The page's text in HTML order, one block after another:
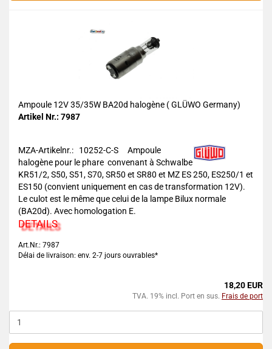
Ampoule 12V 35/35W BA20d halogène ( GLÜWO Germany)
Artikel Nr.: 7987
MZA-Artikelnr.: 10252-C-S
Ampoule
halogène pour le phare convenant à Schwalbe
KR51/2, S50, S51, S70, SR50 et SR80 et MZ ES 250, ES250/1 et
ES150 (convient uniquement en cas de transformation 12V).
Le culot est le même que celui de la lampe Bilux normale
(BA20d). Avec homologation E.
DETAILS
Art.Nr.: 7987
Délai de livraison: env. 2-7 jours ouvrables*
18,20 EUR
TVA. 19% incl. Port en sus. Frais de port